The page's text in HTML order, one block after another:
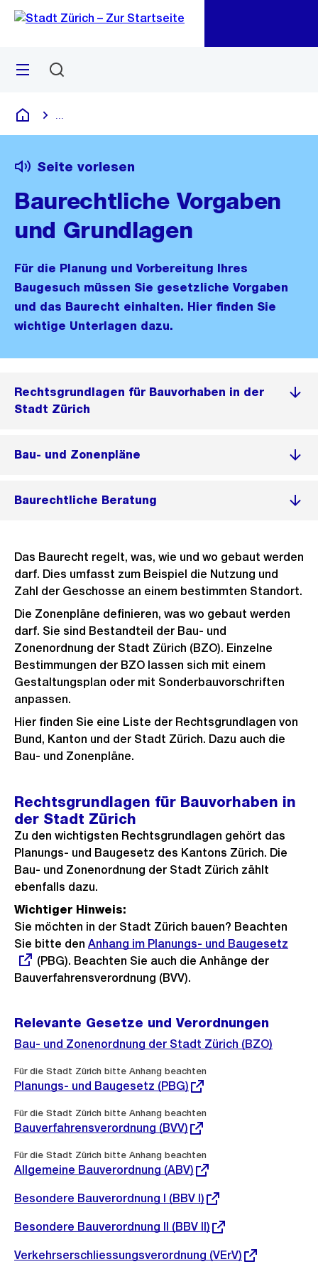
Navigation
Sprunglink
Menü
Deutsch
Seite vorlesen
Baurechtliche Vorgaben
und Grundlagen
Für die Planung und Vorbereitung Ihres
Baugesuch müssen Sie gesetzliche Vorgaben
und das Baurecht einhalten. Hier finden Sie
wichtige Unterlagen dazu.
Rechtsgrundlagen für Bauvorhaben in der
Stadt Zürich
Bau- und Zonenpläne
Baurechtliche Beratung
Das Baurecht regelt, was, wie und wo gebaut werden
darf. Dies umfasst zum Beispiel die Nutzung und
Zahl der Geschosse an einem bestimmten Standort.
Die Zonenpläne definieren, was wo gebaut werden
darf. Sie sind Bestandteil der Bau- und
Zonenordnung der Stadt Zürich (BZO). Einzelne
Bestimmungen der BZO lassen sich mit einem
Gestaltungsplan oder mit Sonderbauvorschriften
anpassen.
Hier finden Sie eine Liste der Rechtsgrundlagen von
Bund, Kanton und der Stadt Zürich. Dazu auch die
Bau- und Zonenpläne.
Rechtsgrundlagen für Bauvorhaben in
der Stadt Zürich
Zu den wichtigsten Rechtsgrundlagen gehört das
Planungs- und Baugesetz des Kantons Zürich. Die
Bau- und Zonenordnung der Stadt Zürich zählt
ebenfalls dazu.
Wichtiger Hinweis:
Sie möchten in der Stadt Zürich bauen? Beachten
Sie bitte den Externer
Link:
Anhang im Planungs- und Baugesetz
(PBG). Beachten Sie auch die Anhänge der
Bauverfahrensverordnung (BVV).
Relevante Gesetze und Verordnungen
Bau- und Zonenordnung der Stadt Zürich (BZO)
Für die Stadt Zürich bitte Anhang beachten
Externer
Link:
Planungs- und Baugesetz (PBG)
Für die Stadt Zürich bitte Anhang beachten
Externer
Link:
Bauverfahrensverordnung (BVV)
Für die Stadt Zürich bitte Anhang beachten
Externer
Link:
Allgemeine Bauverordnung (ABV)
Externer
Besondere Bauverordnung I (BBV I)
Externer
Besondere Bauverordnung II (BBV II)
Externer
Verkehrserschliessungsverordnung (VErV)